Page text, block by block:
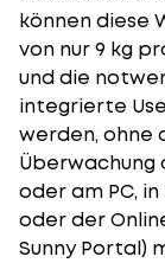
können diese
von nur 9 kg
und die
integrierte
werden, ohne
oder am PC,
oder der
Sunny Portal)